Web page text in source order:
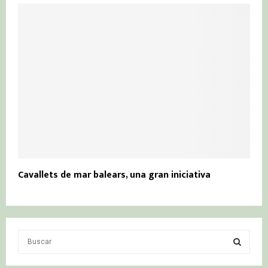
Cavallets de mar balears, una gran iniciativa
S